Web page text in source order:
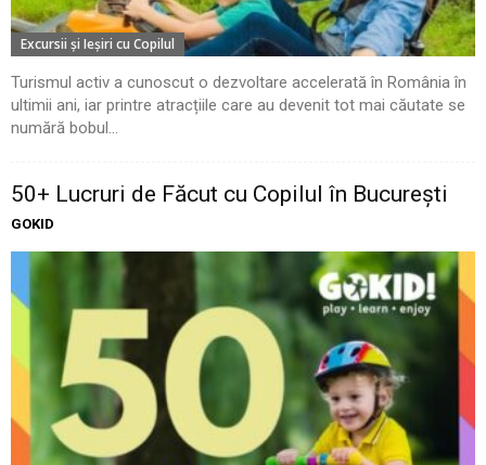
Excursii şi Ieşiri cu Copilul
Turismul activ a cunoscut o dezvoltare accelerată în România în
ultimii ani, iar printre atracțiile care au devenit tot mai căutate se
numără bobul...
50+ Lucruri de Făcut cu Copilul în București
GOKID